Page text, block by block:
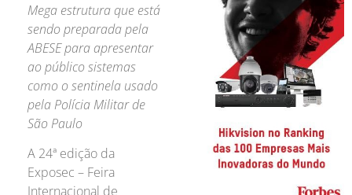
Mega estrutura que está
sendo preparada pela
ABESE para apresentar
ao público sistemas
como o sentinela usado
pela Polícia Militar de
São Paulo
A 24ª edição da
Exposec – Feira
Internacional de